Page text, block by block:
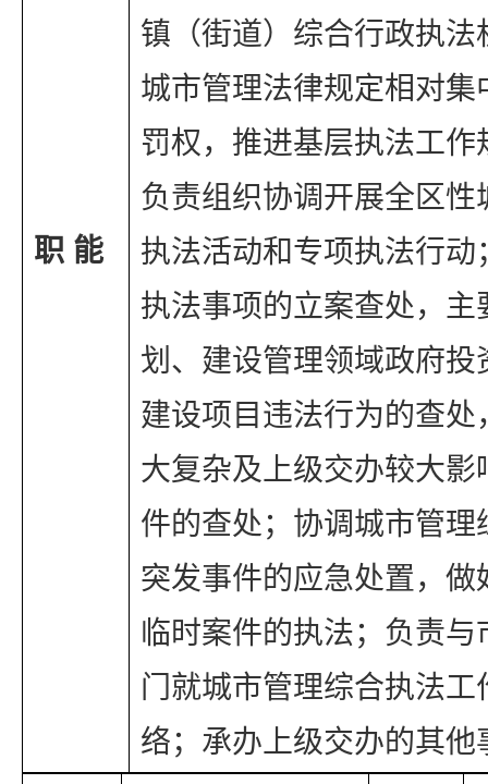
职 能
镇（街道）综合行政执
城市管理法律规定相对
罚权，推进基层执法工
负责组织协调开展全区
执法活动和专项执法行
执法事项的立案查处，
划、建设管理领域政府
建设项目违法行为的查
大复杂及上级交办较大
件的查处；协调城市管
突发事件的应急处置，
临时案件的执法；负责
门就城市管理综合执法
络；承办上级交办的其他